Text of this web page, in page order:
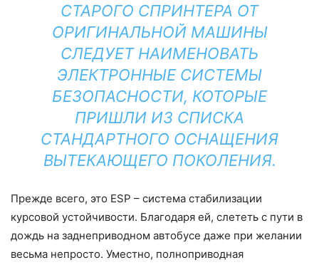
СТАРОГО СПРИНТЕРА ОТ
ОРИГИНАЛЬНОЙ МАШИНЫ
СЛЕДУЕТ НАИМЕНОВАТЬ
ЭЛЕКТРОННЫЕ СИСТЕМЫ
БЕЗОПАСНОСТИ, КОТОРЫЕ
ПРИШЛИ ИЗ СПИСКА
СТАНДАРТНОГО ОСНАЩЕНИЯ
ВЫТЕКАЮЩЕГО ПОКОЛЕНИЯ.
Прежде всего, это ESP – система стабилизации
курсовой устойчивости. Благодаря ей, слететь с пути в
дождь на заднеприводном автобусе даже при желании
весьма непросто. Уместно, полноприводная